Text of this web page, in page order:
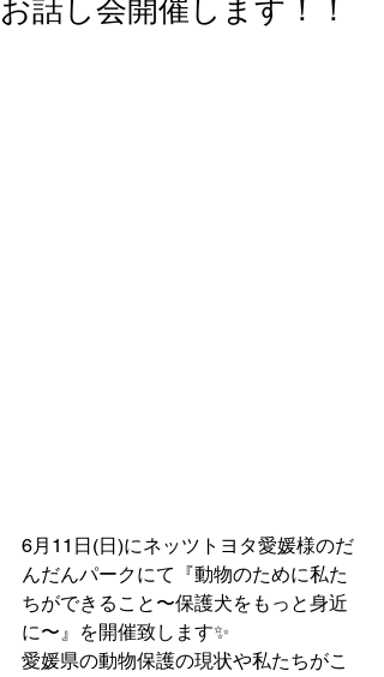
お話し会開催します！！
6月11日(日)にネッツトヨタ愛媛様のだ
んだんパークにて『動物のために私た
ちができること〜保護犬をもっと身近
に〜』を開催致します✨
愛媛県の動物保護の現状や私たちがこ